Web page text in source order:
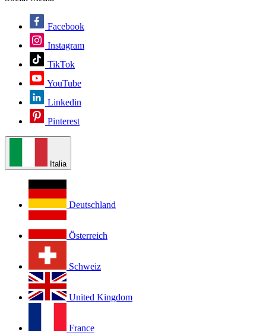
Facebook
Instagram
TikTok
YouTube
Linkedin
Pinterest
Italia
Deutschland
Österreich
Schweiz
United Kingdom
France